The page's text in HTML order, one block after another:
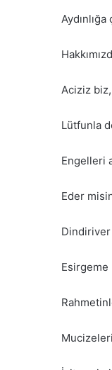
Aciziz
Lütfunla
Engelleri
Eder
Dindiriver
Esirgeme